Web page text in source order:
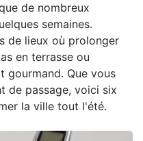
de nombreux
semaines.
de lieux où prolonger
en terrasse ou
gourmand. Que vous
de passage, voici six
la ville tout l'été.